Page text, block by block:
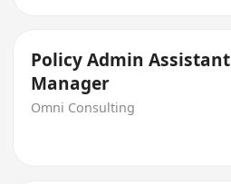
Policy Admin Assistant
Manager
Omni Consulting